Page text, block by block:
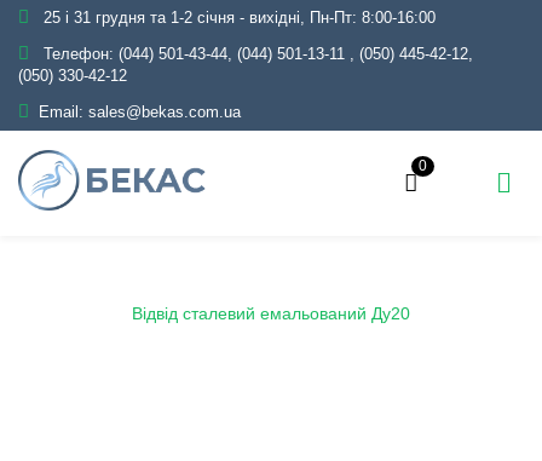
25 і 31 грудня та 1-2 січня - вихідні, Пн-Пт: 8:00-16:00
Телефон: (044) 501-43-44, (044) 501-13-11 , (050) 445-42-12,
(050) 330-42-12
Email: sales@bekas.com.ua
0
Відвід сталевий емальований Ду20